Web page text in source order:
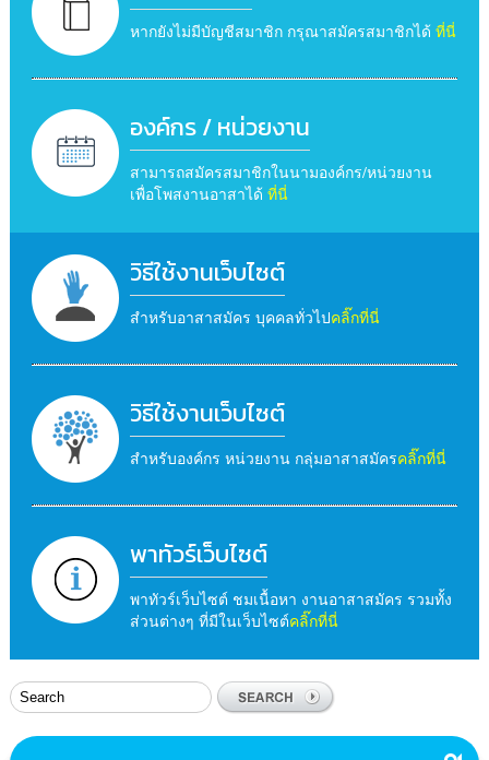
หากยังไม่มีบัญชีสมาชิก กรุณาสมัครสมาชิกได้ ที่นี่
องค์กร / หน่วยงาน
สามารถสมัครสมาชิกในนามองค์กร/หน่วยงาน
เพื่อโพสงานอาสาได้ ที่นี่
วิธีใช้งานเว็บไซต์
สำหรับอาสาสมัคร บุคคลทั่วไปคลิ๊กที่นี่
วิธีใช้งานเว็บไซต์
สำหรับองค์กร หน่วยงาน กลุ่มอาสาสมัครคลิ๊กที่นี่
พาทัวร์เว็บไซต์
พาทัวร์เว็บไซต์ ชมเนื้อหา งานอาสาสมัคร รวมทั้ง
ส่วนต่างๆ ที่มีในเว็บไซต์คลิ๊กที่นี่